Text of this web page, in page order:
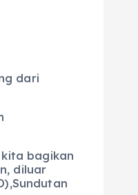
dari
bagikan
diluar